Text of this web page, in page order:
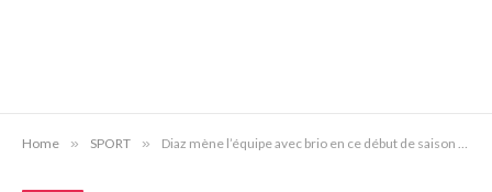
Home » SPORT » Diaz mène l’équipe avec brio en ce début de saison et promet aux fans un beau parcours en CAN